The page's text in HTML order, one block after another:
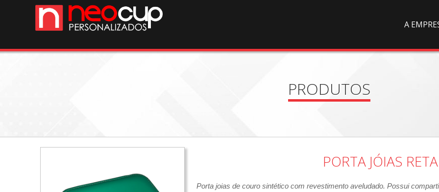
A
PRODUTOS
PORTA JÓIAS
Porta joias de couro sintético com revestimento aveludado. Possui